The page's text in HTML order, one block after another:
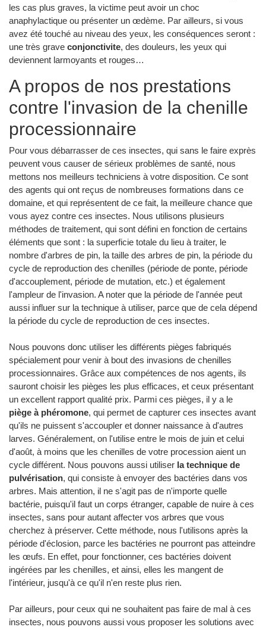
les cas plus graves, la victime peut avoir un choc
anaphylactique ou présenter un œdème. Par ailleurs, si vous
avez été touché au niveau des yeux, les conséquences seront :
une très grave conjonctivite, des douleurs, les yeux qui
deviennent larmoyants et rouges…
A propos de nos prestations
contre l'invasion de la chenille
processionnaire
Pour vous débarrasser de ces insectes, qui sans le faire exprès
peuvent vous causer de sérieux problèmes de santé, nous
mettons nos meilleurs techniciens à votre disposition. Ce sont
des agents qui ont reçus de nombreuses formations dans ce
domaine, et qui représentent de ce fait, la meilleure chance que
vous ayez contre ces insectes. Nous utilisons plusieurs
méthodes de traitement, qui sont défini en fonction de certains
éléments que sont : la superficie totale du lieu à traiter, le
nombre d'arbres de pin, la taille des arbres de pin, la période du
cycle de reproduction des chenilles (période de ponte, période
d'accouplement, période de mutation, etc.) et également
l'ampleur de l'invasion. A noter que la période de l'année peut
aussi influer sur la technique à utiliser, parce que de cela dépend
la période du cycle de reproduction de ces insectes.
Nous pouvons donc utiliser les différents pièges fabriqués
spécialement pour venir à bout des invasions de chenilles
processionnaires. Grâce aux compétences de nos agents, ils
sauront choisir les pièges les plus efficaces, et ceux présentant
un excellent rapport qualité prix. Parmi ces pièges, il y a le
piège à phéromone, qui permet de capturer ces insectes avant
qu'ils ne puissent s'accoupler et donner naissance à d'autres
larves. Généralement, on l'utilise entre le mois de juin et celui
d'août, à moins que les chenilles de votre procession aient un
cycle différent. Nous pouvons aussi utiliser la technique de
pulvérisation, qui consiste à envoyer des bactéries dans vos
arbres. Mais attention, il ne s'agit pas de n'importe quelle
bactérie, puisqu'il faut un corps étranger, capable de nuire à ces
insectes, sans pour autant affecter vos arbres que vous
cherchez à préserver. Cette méthode, nous l'utilisons après la
période d'éclosion, parce les bactéries ne pourront pas atteindre
les œufs. En effet, pour fonctionner, ces bactéries doivent
ingérées par les chenilles, et ainsi, elles les mangent de
l'intérieur, jusqu'à ce qu'il n'en reste plus rien.
Par ailleurs, pour ceux qui ne souhaitent pas faire de mal à ces
insectes, nous pouvons aussi vous proposer les solutions avec